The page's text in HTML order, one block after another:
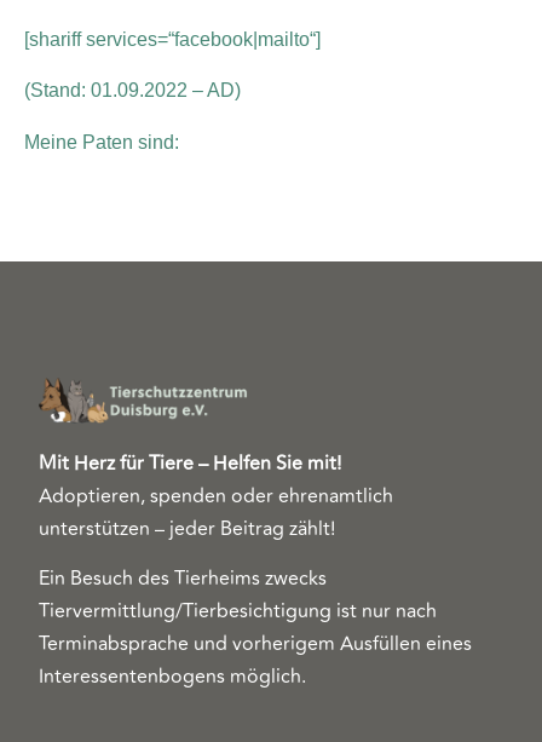
[shariff services=“facebook|mailto“]
(Stand: 01.09.2022 – AD)
Meine Paten sind:
Mit Herz für Tiere – Helfen Sie mit!
Adoptieren, spenden oder ehrenamtlich
unterstützen – jeder Beitrag zählt!
Ein Besuch des Tierheims zwecks
Tiervermittlung/Tierbesichtigung ist nur nach
Terminabsprache und vorherigem Ausfüllen eines
Interessentenbogens möglich.